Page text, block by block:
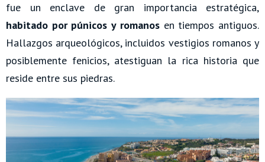
fue un enclave de gran importancia estratégica,
habitado por púnicos y romanos en tiempos antiguos.
Hallazgos arqueológicos, incluidos vestigios romanos y
posiblemente fenicios, atestiguan la rica historia que
reside entre sus piedras.